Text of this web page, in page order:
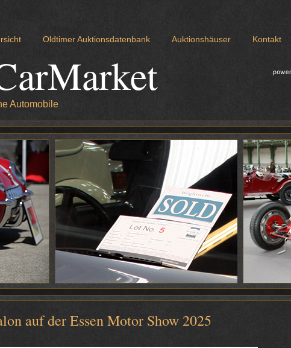
Oldtimer Auktionsdatenbank Auktionshäuser Kontakt
Automobile
auf der Essen Motor Show 2025